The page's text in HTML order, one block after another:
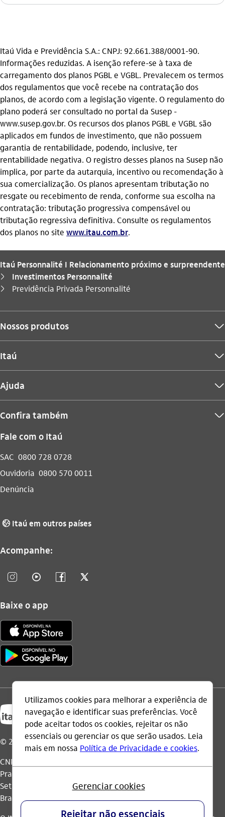
Itaú Vida e Previdência S.A.: CNPJ: 92.661.388/0001-90.
Informações reduzidas. A isenção refere-se à taxa de
carregamento dos planos PGBL e VGBL. Prevalecem os termos
dos regulamentos que você recebe na contratação dos
planos, de acordo com a legislação vigente. O regulamento do
plano poderá ser consultado no portal da Susep -
www.susep.gov.br. Os recursos dos planos PGBL e VGBL são
aplicados em fundos de investimento, que não possuem
garantia de rentabilidade, podendo, inclusive, ter
rentabilidade negativa. O registro desses planos na Susep não
implica, por parte da autarquia, incentivo ou recomendação à
sua comercialização. Os planos apresentam tributação no
resgate ou recebimento de renda, conforme sua escolha na
contratação: tributação progressiva compensável ou
tributação regressiva definitiva. Consulte os regulamentos
dos planos no site www.itau.com.br.
Itaú Personnalité I Relacionamento próximo e surpreendente
seta_direita Investimentos Personnalité
seta_direita
Você está aqui:
Previdência Privada Personnalité
Nossos produtos seta_baixo
Itaú seta_baixo
Ajuda seta_baixo
Confira também seta_baixo
Fale com o Itaú
SAC 0800 728 0728
Ouvidoria 0800 570 0011
Denúncia
globo_outline Itaú em outros países
Acompanhe:
instagram_outline video_outline facebook_outline twitter_outline
Baixe o app
© 2026 Itaú Unibanco Holding S.A.
CNPJ: 60.872.504/0001-23
Praça Alfredo Egydio de Souza Aranha, 100, Torre Olavo
Setubal, Parque Jabaquara - CEP 04344-902 - São Paulo -
Brasil.